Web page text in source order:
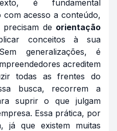
é fundamental
acesso a conteúdo,
precisam de orientação
conceitos à sua
generalizações, é
acreditem
todas as frentes do
busca, recorrem a
suprir o que julgam
Essa prática, por
já que existem muitas